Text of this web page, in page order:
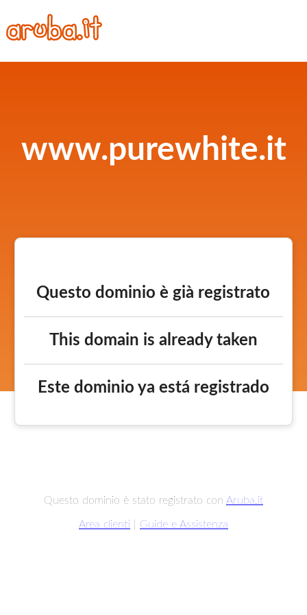
www.purewhite.it
Questo dominio è già registrato
This domain is already taken
Este dominio ya está registrado
Questo dominio è stato registrato con Aruba.it
Area clienti Guide e Assistenza